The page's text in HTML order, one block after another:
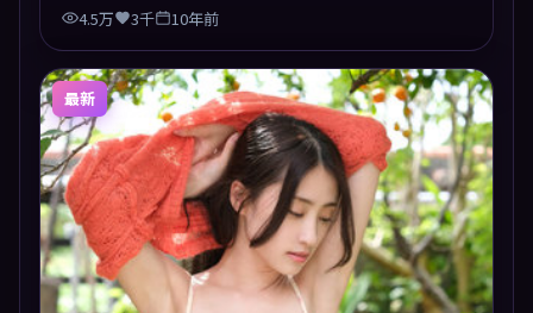
4.5万 3千 10年前
最新